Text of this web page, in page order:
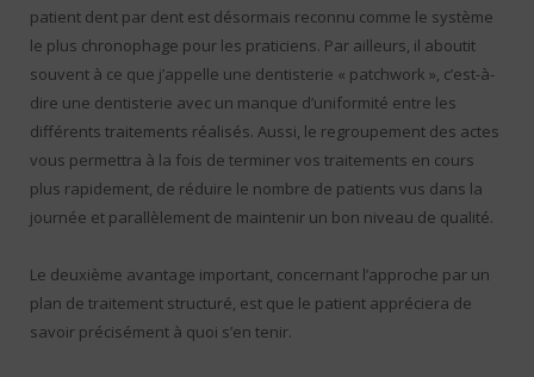
patient dent par dent est désormais reconnu comme le système
le plus chronophage pour les praticiens. Par ailleurs, il aboutit
souvent à ce que j’appelle une dentisterie « patchwork », c’est-à-
dire une dentisterie avec un manque d’uniformité entre les
différents traitements réalisés. Aussi, le regroupement des actes
vous permettra à la fois de terminer vos traitements en cours
plus rapidement, de réduire le nombre de patients vus dans la
journée et parallèlement de maintenir un bon niveau de qualité.
Le deuxième avantage important, concernant l’approche par un
plan de traitement structuré, est que le patient appréciera de
savoir précisément à quoi s’en tenir.